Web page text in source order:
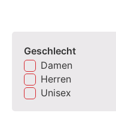
Geschlecht
Damen
Herren
Unisex